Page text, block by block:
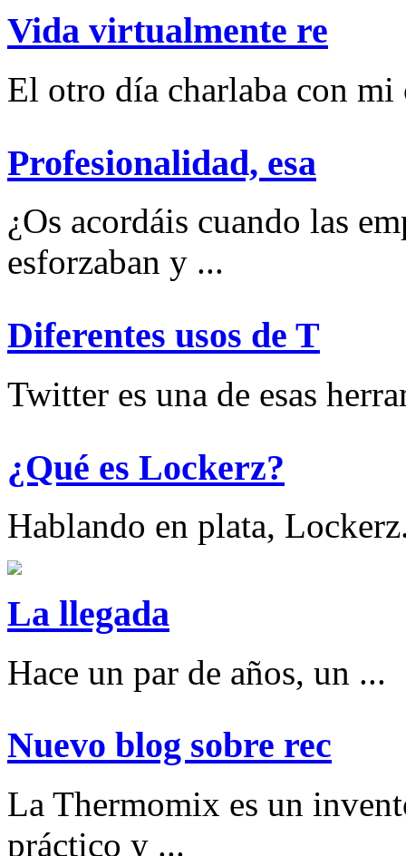
Vida virtualmente re
El otro día charlaba con
Profesionalidad, esa
¿Os acordáis cuando las
esforzaban y ...
Diferentes usos de T
Twitter es una de esas
¿Qué es Lockerz?
Hablando en plata,
La llegada
Hace un par de años, un ...
Nuevo blog sobre rec
La Thermomix es un
práctico y ...